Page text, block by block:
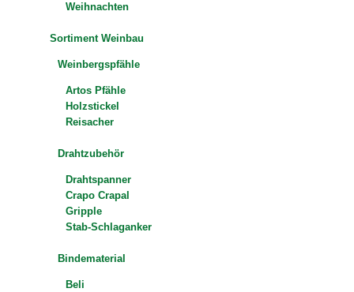
Weihnachten
Sortiment Weinbau
Weinbergspfähle
Artos Pfähle
Holzstickel
Reisacher
Drahtzubehör
Drahtspanner
Crapo Crapal
Gripple
Stab-Schlaganker
Bindematerial
Beli